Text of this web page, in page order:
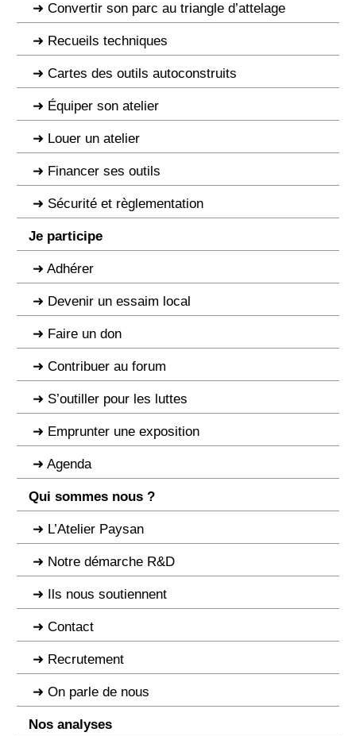
Convertir son parc au triangle d’attelage
Recueils techniques
Cartes des outils autoconstruits
Équiper son atelier
Louer un atelier
Financer ses outils
Sécurité et règlementation
Je participe
Adhérer
Devenir un essaim local
Faire un don
Contribuer au forum
S’outiller pour les luttes
Emprunter une exposition
Agenda
Qui sommes nous ?
L’Atelier Paysan
Notre démarche R&D
Ils nous soutiennent
Contact
Recrutement
On parle de nous
Nos analyses